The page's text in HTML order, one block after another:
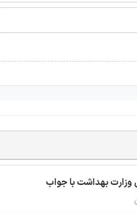
وزارت بهداشت با جواب